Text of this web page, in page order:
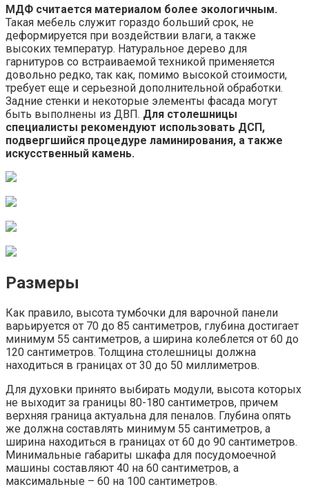
МДФ считается материалом более экологичным.
Такая мебель служит гораздо больший срок, не
деформируется при воздействии влаги, а также
высоких температур. Натуральное дерево для
гарнитуров со встраиваемой техникой применяется
довольно редко, так как, помимо высокой стоимости,
требует еще и серьезной дополнительной обработки.
Задние стенки и некоторые элементы фасада могут
быть выполнены из ДВП. Для столешницы
специалисты рекомендуют использовать ДСП,
подвергшийся процедуре ламинирования, а также
искусственный камень.
Размеры
Как правило, высота тумбочки для варочной панели
варьируется от 70 до 85 сантиметров, глубина достигает
минимум 55 сантиметров, а ширина колеблется от 60 до
120 сантиметров. Толщина столешницы должна
находиться в границах от 30 до 50 миллиметров.
Для духовки принято выбирать модули, высота которых
не выходит за границы 80-180 сантиметров, причем
верхняя граница актуальна для пеналов. Глубина опять
же должна составлять минимум 55 сантиметров, а
ширина находиться в границах от 60 до 90 сантиметров.
Минимальные габариты шкафа для посудомоечной
машины составляют 40 на 60 сантиметров, а
максимальные – 60 на 100 сантиметров.